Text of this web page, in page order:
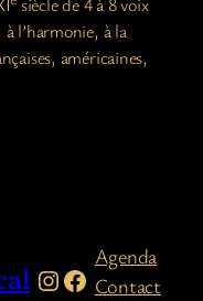
l’harmonie, à la
américaines,
Instagram
Facebook
Agenda
Contact